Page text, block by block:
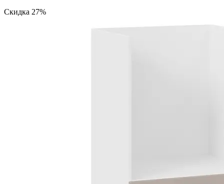
Скидка 27%